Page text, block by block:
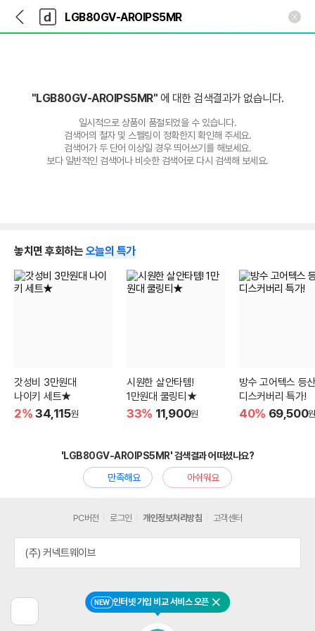
다
나
와
가
다
와
"LGB80GV-AROIPS5MR" 에 대한 검색결과가 없습니다.
일시적으로 상품이 품절되었을 수 있습니다.
검색어의 철자 및 스펠링이 정확한지 확인해 주세요.
검색어가 두 단어 이상일 경우 띄어쓰기를 해보세요.
보다 일반적인 검색어나 비슷한 검색어로 다시 검색해 보세요.
놓치면 후회하는 오늘의 특가
갓성비 3만원대
나이키 세트★
2% 34,115원
시원한 살안타템!
1만원대 쿨링티★
33% 11,900원
방수 고어텍스 등
디스커버리 특가!
40% 69,500원
'LGB80GV-AROIPS5MR' 검색결과 어떠셨나요?
만족해요
아쉬워요
전
NEW 인터넷 가입 비교 서비스 오픈 닫기
PC버전 로그인 개인정보처리방침 고객센터
(주) 커넥트웨이브